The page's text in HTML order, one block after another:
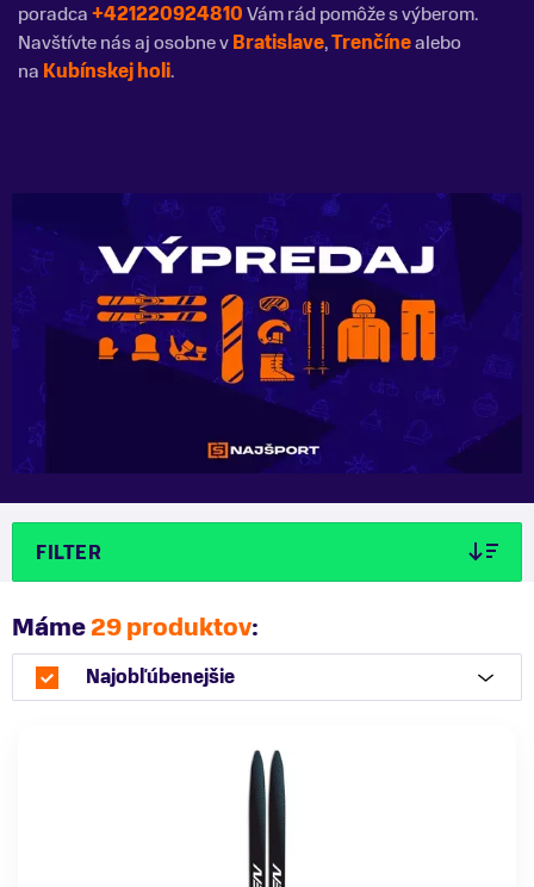
poradca+421220924810Vám rád pomôže s výberom.
Navštívte nás aj osobne vBratislave,Trenčínealebo
na Kubínskej holi.
FILTER
Máme29 produktov:
Najobľúbenejšie